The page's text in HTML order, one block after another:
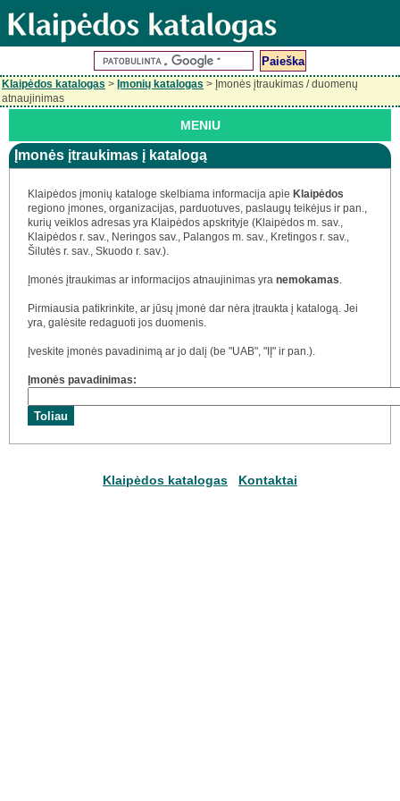
Klaipėdos katalogas > Įmonių katalogas > Įmonės įtraukimas / duomenų
atnaujinimas
MENIU
Įmonės įtraukimas į katalogą
Klaipėdos įmonių kataloge skelbiama informacija apie Klaipėdos
regiono įmones, organizacijas, parduotuves, paslaugų teikėjus ir pan.,
kurių veiklos adresas yra Klaipėdos apskrityje (Klaipėdos m. sav.,
Klaipėdos r. sav., Neringos sav., Palangos m. sav., Kretingos r. sav.,
Šilutės r. sav., Skuodo r. sav.).
Įmonės įtraukimas ar informacijos atnaujinimas yra nemokamas.
Pirmiausia patikrinkite, ar jūsų įmonė dar nėra įtraukta į katalogą. Jei
yra, galėsite redaguoti jos duomenis.
Įveskite įmonės pavadinimą ar jo dalį (be "UAB", "IĮ" ir pan.).
Įmonės pavadinimas:
Klaipėdos katalogas Kontaktai